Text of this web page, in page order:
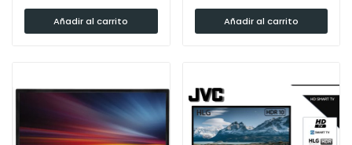
Añadir al carrito Añadir al carrito